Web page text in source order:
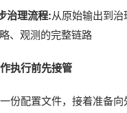
治理流程:从原始输出到
、观测的完整链路
执行前先接管
份配置文件，接着准备